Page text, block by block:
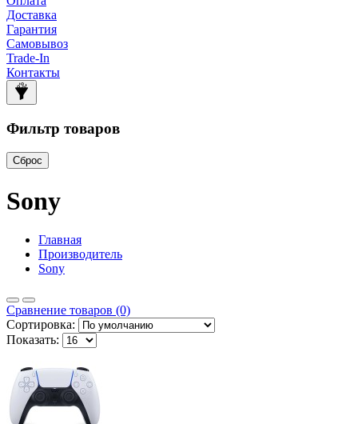
Доставка
Гарантия
Самовывоз
Trade-In
Контакты
Фильтр товаров
Сброс
Sony
Главная
Производитель
Sony
Сравнение товаров (0)
Сортировка:
Показать: